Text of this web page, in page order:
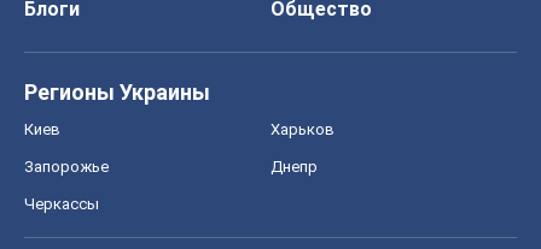
Блоги
Общество
Регионы Украины
Киев Харьков
Запорожье Днепр
Черкассы